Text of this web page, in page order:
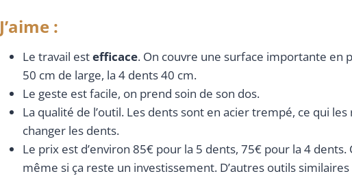
J’aime :
Le travail estefficace. On couvre une surface importante en
50 cm de large, la 4 dents 40 cm.
Le geste est facile, on prend soin de son dos.
La qualité de l’outil. Les dents sont en acier trempé, ce qui
changer les dents.
Le prix est d’environ 85€ pour la 5 dents, 75€ pour la 4
même si ça reste un investissement. D’autres outils